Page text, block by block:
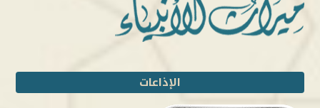
الإذاعات